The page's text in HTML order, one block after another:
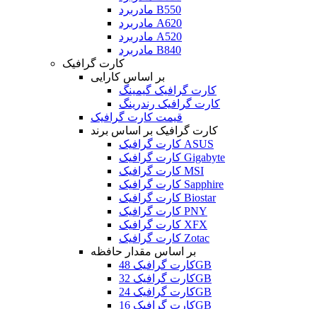
مادربرد B550
مادربرد A620
مادربرد A520
مادربرد B840
کارت گرافیک
بر اساس کارایی
کارت گرافیک گیمینگ
کارت گرافیک رندرینگ
قیمت کارت گرافیک
کارت گرافیک بر اساس برند
کارت گرافیک ASUS
کارت گرافیک Gigabyte
کارت گرافیک MSI
کارت گرافیک Sapphire
کارت گرافیک Biostar
کارت گرافیک PNY
کارت گرافیک XFX
کارت گرافیک Zotac
بر اساس مقدار حافظه
کارت گرافیک 48GB
کارت گرافیک 32GB
کارت گرافیک 24GB
کارت گرافیک 16GB